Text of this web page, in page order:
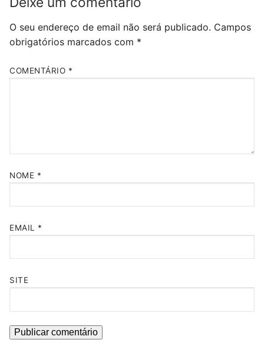
O seu endereço de email não será publicado. Campos
obrigatórios marcados com *
COMENTÁRIO *
NOME *
EMAIL *
SITE